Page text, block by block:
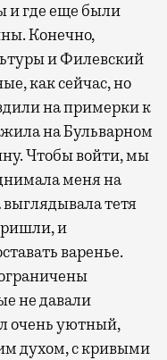
и где еще были
Конечно,
и Филевский
как сейчас, но
на примерки к
на Бульварном
Чтобы войти, мы
меня на
выглядывала тетя
и
варенье.
не давали
очень уютный,
духом, с кривыми